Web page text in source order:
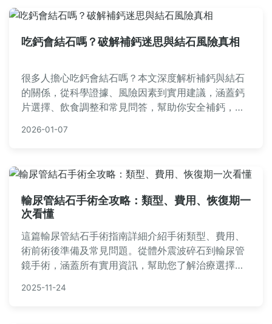
吃鈣會結石嗎？破解補鈣迷思與結石風險真相
很多人擔心吃鈣會結石嗎？本文深度解析補鈣與結石
的關係，從科學證據、風險因素到實用建議，涵蓋鈣
片選擇、飲食調整和常見問答，幫助你安全補鈣，遠
的疑慮。
2026-01-07
輸尿管結石手術全攻略：類型、費用、恢復期一
次看懂
這篇輸尿管結石手術指南詳細介紹手術類型、費用、
術前術後準備及常見問題。從體外震波碎石到輸尿管
鏡手術，涵蓋所有實用資訊，幫助您了解治療選擇和
2025-11-24